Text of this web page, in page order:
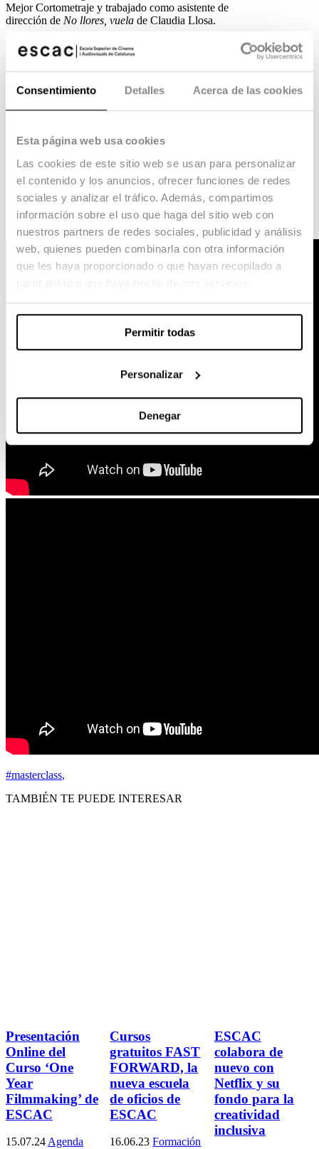
Consentimiento Detalles Acerca de las cookies
Esta página web usa cookies
Las cookies de este sitio web se usan para personalizar
el contenido y los anuncios, ofrecer funciones de redes
sociales y analizar el tráfico. Además, compartimos
información sobre el uso que haga del sitio web con
nuestros partners de redes sociales, publicidad y análisis
web, quienes pueden combinarla con otra información
que les haya proporcionado o que hayan recopilado a
Permitir todas
Personalizar
Denegar
Mejor Cortometraje y trabajado como asistente de
dirección de No llores, vuela de Claudia Llosa.
La película, que se estrena en cines el próximo 5
de octubre, se ha presentado en la 66 edición del
Festival de Cine de San Sebastián (Nuevos
Especial del Jurado,
Premio Fedeora de la
Critica Europeay elPremio de la Juventud.
Leonor (Anna Castillo) quiere marcharse de casa,
pero no se atreve a decírselo a su madre. Estrella
(Lola Dueñas) no quiere que se vaya, pero
tampoco es capaz de retenerla a su lado. Madre e
hija tendrán que afrontar esa nueva etapa de la
vida en la que su mundo en común se tambalea.
#masterclass,
TAMBIÉN TE PUEDE INTERESAR
Presentación
Online del
Curso ‘One
Year
Filmmaking’ de
ESCAC
15.07.24 Agenda
Cursos
gratuitos FAST
FORWARD, la
nueva escuela
de oficios de
ESCAC
16.06.23 Formación
ESCAC
colabora de
nuevo con
Netflix y su
fondo para la
creatividad
inclusiva